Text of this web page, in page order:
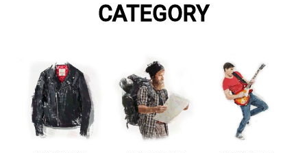
CATEGORY